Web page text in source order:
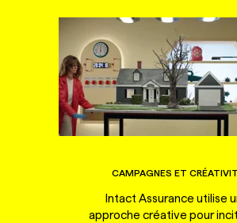
CAMPAGNES ET
Intact Assurance utilise
approche créative pour